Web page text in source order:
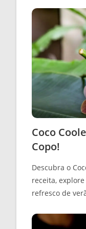
Coco
Copo!
Descubra o
receita,
refresco de